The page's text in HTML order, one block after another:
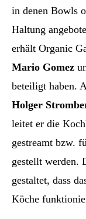
in denen Bowls
Haltung
erhält Organic
Mario Gomez
beteiligt haben.
Holger
leitet er die
gestreamt bzw.
gestellt werden.
gestaltet, dass
Köche